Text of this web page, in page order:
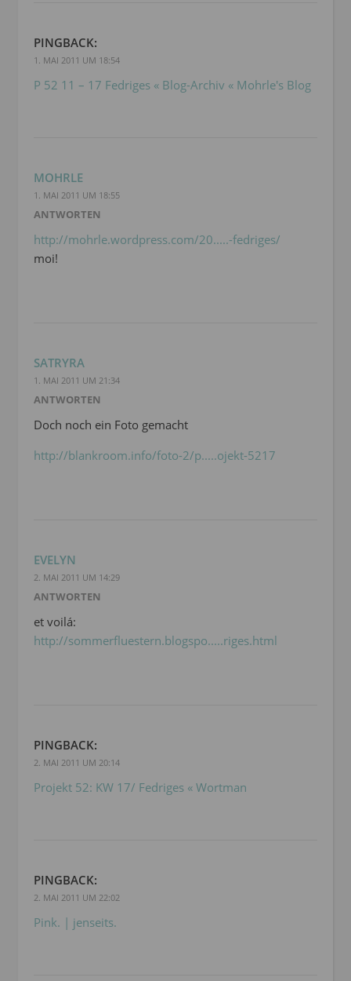
PINGBACK:
1. MAI 2011 UM 18:54
P 52 11 – 17 Fedriges « Blog-Archiv « Mohrle's Blog
MOHRLE
1. MAI 2011 UM 18:55
ANTWORTEN
http://mohrle.wordpress.com/20.....-fedriges/
moi!
SATRYRA
1. MAI 2011 UM 21:34
ANTWORTEN
Doch noch ein Foto gemacht
http://blankroom.info/foto-2/p.....ojekt-5217
EVELYN
2. MAI 2011 UM 14:29
ANTWORTEN
et voilá:
http://sommerfluestern.blogspo.....riges.html
PINGBACK:
2. MAI 2011 UM 20:14
Projekt 52: KW 17/ Fedriges « Wortman
PINGBACK:
2. MAI 2011 UM 22:02
Pink. | jenseits.